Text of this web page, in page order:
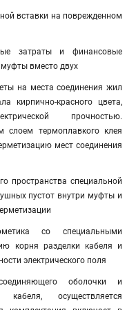
вставки на поврежденном
затраты и финансовые
вместо двух
на места соединения жил
кирпично-красного цвета,
прочностью.
слоем термоплавкого клея
мест соединения
пространства специальной
пустот внутри муфты и
со специальными
корня разделки кабеля и
электрического поля
оболочки и
осуществляется